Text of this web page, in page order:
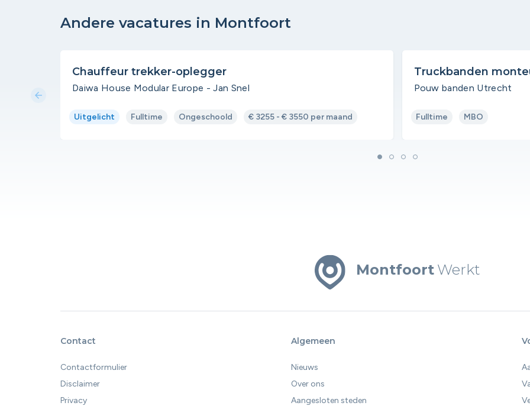
Andere vacatures in Montfoort
Chauffeur trekker-oplegger
Daiwa House Modular Europe - Jan Snel
Uitgelicht Fulltime Ongeschoold € 3255 - € 3550 per maand
Truckbanden
Pouw banden Utrecht
Fulltime MBO
arrow_back
Montfoort Werkt
Contact
Contactformulier
Disclaimer
Privacy
Algemeen
Nieuws
Over ons
Aangesloten steden